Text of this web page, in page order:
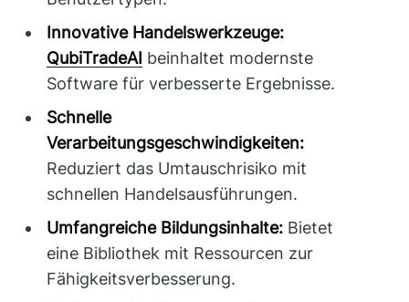
Innovative Handelswerkzeuge:
QubiTradeAI beinhaltet modernste
Software für verbesserte Ergebnisse.
Schnelle
Verarbeitungsgeschwindigkeiten:
Reduziert das Umtauschrisiko mit
schnellen Handelsausführungen.
Umfangreiche Bildungsinhalte: Bietet
eine Bibliothek mit Ressourcen zur
Fähigkeitsverbesserung.